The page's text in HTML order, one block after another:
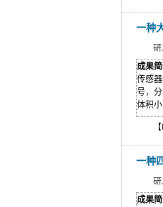
一种
研
成果简
传感
号，
体积
一种
研
成果简